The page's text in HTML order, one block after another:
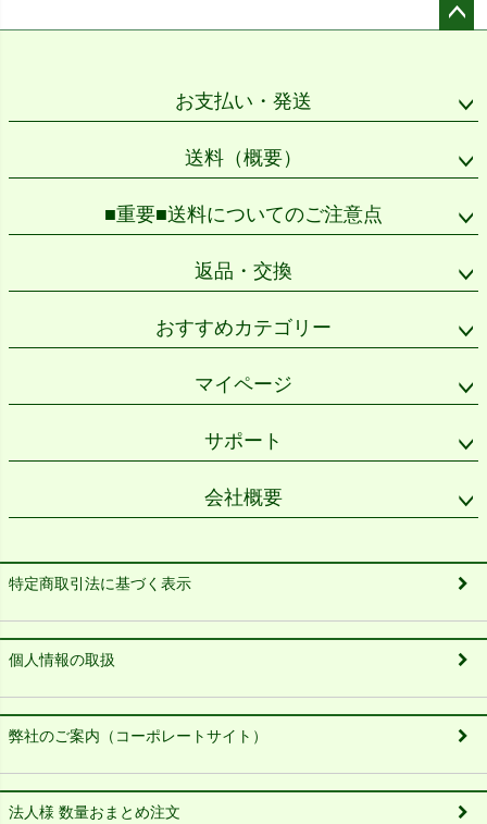
お支払い・発送
送料（概要）
■重要■送料についてのご注意点
返品・交換
おすすめカテゴリー
マイページ
サポート
会社概要
特定商取引法に基づく表示
個人情報の取扱
弊社のご案内（コーポレートサイト）
法人様 数量おまとめ注文